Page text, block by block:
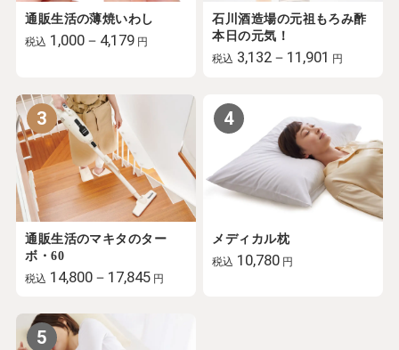
通販生活の薄焼いわし
税込 1,000－4,179 円
石川酒造場の元祖もろみ酢
本日の元気！
税込 3,132－11,901 円
通販生活のマキタのター
ボ・60
税込 14,800－17,845 円
3
メディカル枕
税込 10,780 円
4
5